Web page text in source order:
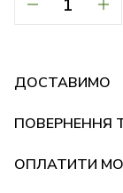
ДОСТАВИМО
ПОВЕРНЕННЯ
ОПЛАТИТИ